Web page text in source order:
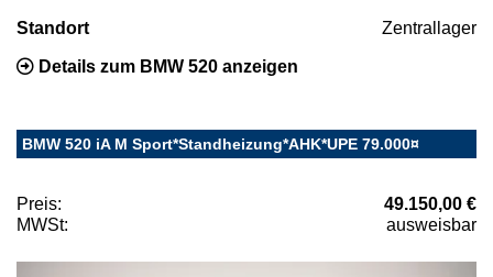
Standort Zentrallager
Details zum BMW 520 anzeigen
BMW 520 iA M Sport*Standheizung*AHK*UPE 79.000¤
Preis:
49.150,00 €
MWSt:
ausweisbar